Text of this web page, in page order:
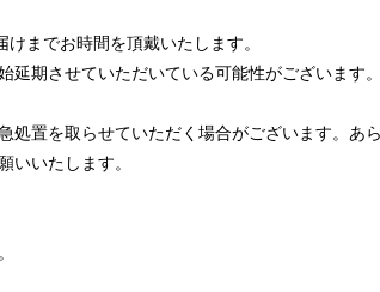
までお時間を頂戴いたします。
期させていただいている可能性がございます。
置を取らせていただく場合がございます。あ
いいたします。